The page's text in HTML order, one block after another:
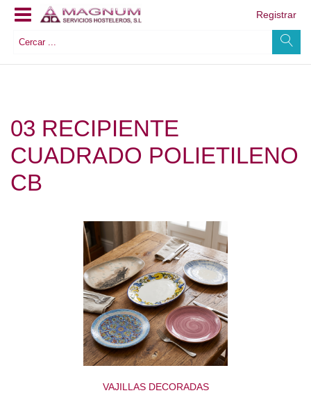
Registrar
03 RECIPIENTE
CUADRADO POLIETILENO
CB
VAJILLAS DECORADAS